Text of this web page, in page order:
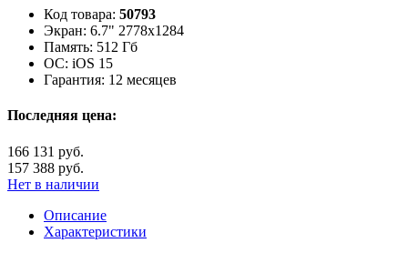
Код товара: 50793
Экран: 6.7" 2778x1284
Память: 512 Гб
ОС: iOS 15
Гарантия: 12 месяцев
Последняя цена:
166 131 руб.
157 388 руб.
Нет в наличии
Описание
Характеристики